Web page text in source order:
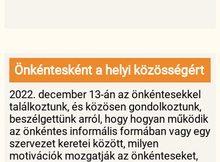
Önkéntesként a helyi közösségért
2022. december 13-án az önkéntesekkel
találkoztunk, és közösen gondolkoztunk,
beszélgettünk arról, hogy hogyan működik
az önkéntes informális formában vagy egy
szervezet keretei között, milyen
motivációk mozgatják az önkénteseket,